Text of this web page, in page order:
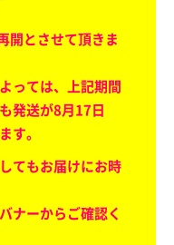
開とさせて頂きま
っては、上記期間
発送が8月17日
す。
てもお届けにお時
ナーからご確認く